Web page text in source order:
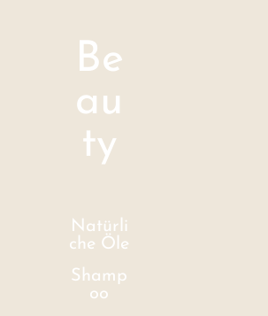
Be
au
ty
Natürli
che Öle
Shamp
oo